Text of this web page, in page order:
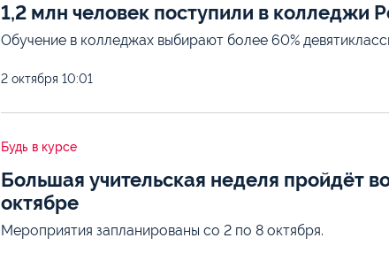
1,2 млн человек поступили в колледжи
Обучение в колледжах выбирают более 60%
2 октября 10:01
Будь в курсе
Большая учительская неделя пройдёт
октябре
Мероприятия запланированы со 2 по 8 октября.